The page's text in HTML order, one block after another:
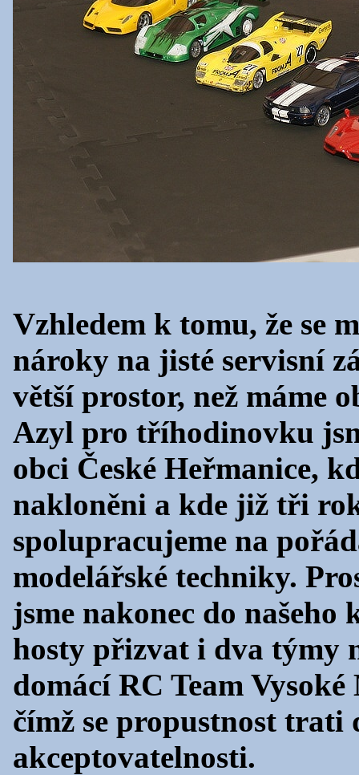
Vzhledem k tomu, že se
nároky na jisté servisní
větší prostor, než máme
Azyl pro tříhodinovku
obci České Heřmanice,
nakloněni a kde již tři
spolupracujeme na
modelářské techniky.
jsme nakonec do
hosty přizvat i dva týmy
domácí RC Team
čímž se propustnost trati
akceptovatelnosti.